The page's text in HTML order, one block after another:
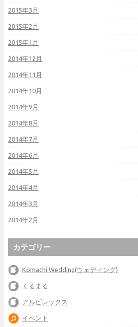
2015年3月
2015年2月
2015年1月
2014年12月
2014年11月
2014年10月
2014年9月
2014年8月
2014年7月
2014年6月
2014年5月
2014年4月
2014年3月
2014年2月
カテゴリー
Komachi Wedding(ウェディング)
くるまる
アルビレックス
イベント